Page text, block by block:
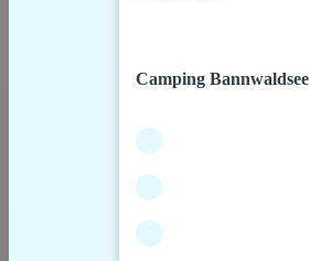
Camping Bannwaldsee